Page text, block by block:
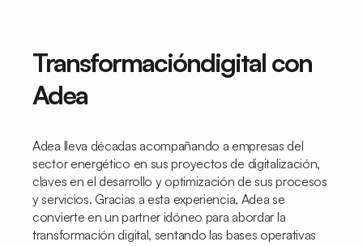
Transformacióndigital con
Adea
Adea lleva décadas acompañando a empresas del
sector energético en sus proyectos de digitalización,
claves en el desarrollo y optimización de sus procesos
y servicios. Gracias a esta experiencia, Adea se
convierte en un partner idóneo para abordar la
transformación digital, sentando las bases operativas